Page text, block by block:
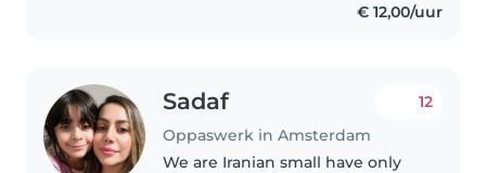
€ 12,00/uur
Sadaf
Oppaswerk in Amsterdam
12
We are Iranian small have only